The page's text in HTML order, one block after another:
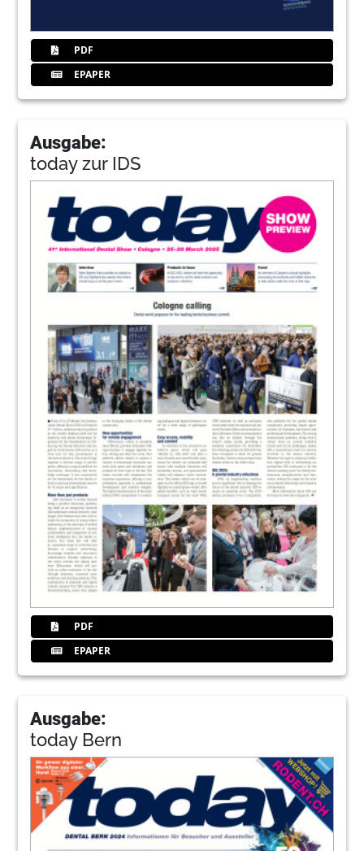
PDF
EPAPER
Ausgabe:
today zur IDS
PDF
EPAPER
Ausgabe:
today Bern